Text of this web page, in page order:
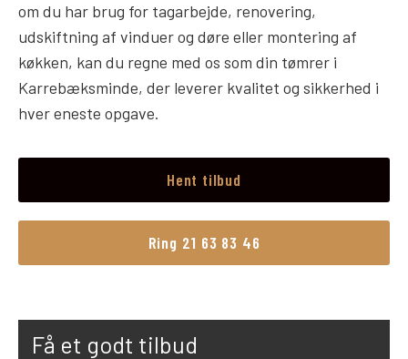
om du har brug for tagarbejde, renovering,
udskiftning af vinduer og døre eller montering af
køkken, kan du regne med os som din tømrer i
Karrebæksminde, der leverer kvalitet og sikkerhed i
hver eneste opgave.
Hent tilbud
Ring 21 63 83 46
Få et godt tilbud